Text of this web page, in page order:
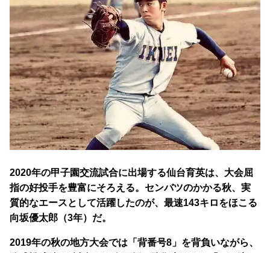
2020年の甲子園交流試合に出場する仙台育英は、 大会屈
指の好投手を豊富にそろえる。 センバツのかかる秋、実
質的なエースとして活躍したのが、最速143キロをほこる
向坂優太郎（3年）だ。
2019年の秋の地方大会では「背番号8」を背負いながら、